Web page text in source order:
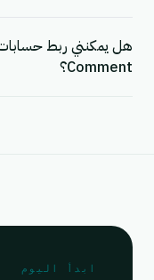
Comment؟
ابدأ اليوم